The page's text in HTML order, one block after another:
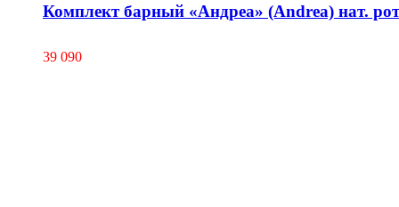
Комплект барный «Андреа» (Andrea) нат.
39 090